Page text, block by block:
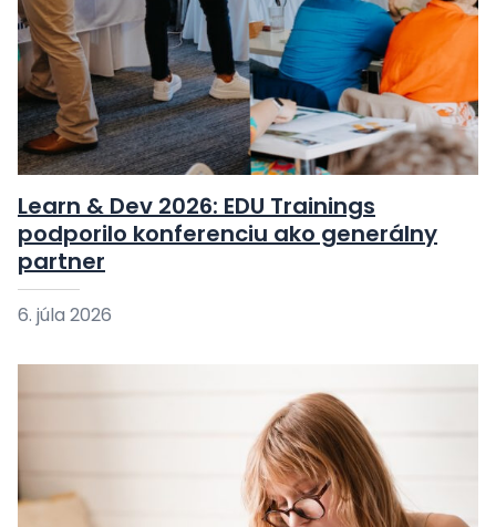
Learn & Dev 2026: EDU Trainings
podporilo konferenciu ako generálny
partner
6. júla 2026